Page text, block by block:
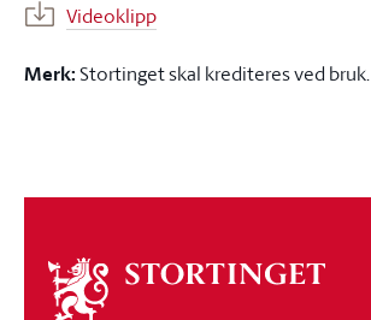
Videoklipp
Merk:Stortinget skal krediteres ved bruk.
Om
stortinget